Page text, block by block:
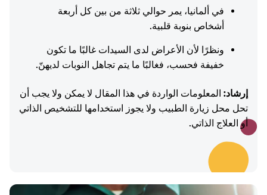
في ألمانيا، يمر حوالي ثلاثة من بين كل أربعة
أشخاص بنوبة قلبية.
ونظرًا لأن الأعراض لدى السيدات غالبًا ما تكون
خفيفة فحسب، فغالبًا ما يتم تجاهل النوبات لديهنّ.
إرشاد: المعلومات الواردة في هذا المقال لا يمكن ولا يجب أن
تحل محل زيارة الطبيب ولا يجوز استخدامها للتشخيص الذاتي
أو العلاج الذاتي.